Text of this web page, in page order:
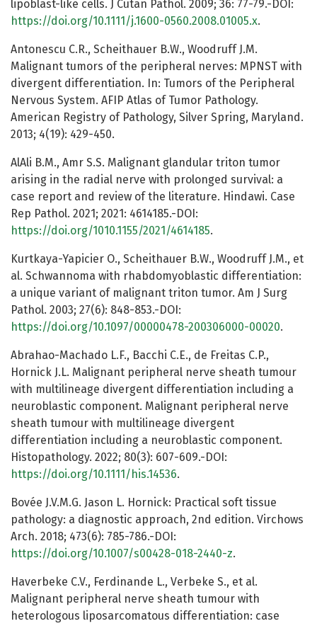
lipoblast-like cells. J Cutan Pathol. 2009; 36: 77-79.-DOI:
https://doi.org/10.1111/j.1600-0560.2008.01005.x.
Antonescu C.R., Scheithauer B.W., Woodruff J.M.
Malignant tumors of the peripheral nerves: MPNST with
divergent differentiation. In: Tumors of the Peripheral
Nervous System. AFIP Atlas of Tumor Pathology.
American Registry of Pathology, Silver Spring, Maryland.
2013; 4(19): 429-450.
AlAli B.M., Amr S.S. Malignant glandular triton tumor
arising in the radial nerve with prolonged survival: a
case report and review of the literature. Hindawi. Case
Rep Pathol. 2021; 2021: 4614185.-DOI:
https://doi.org/1010.1155/2021/4614185.
Kurtkaya-Yapicier O., Scheithauer B.W., Woodruff J.M., et
al. Schwannoma with rhabdomyoblastic differentiation:
a unique variant of malignant triton tumor. Am J Surg
Pathol. 2003; 27(6): 848-853.-DOI:
https://doi.org/10.1097/00000478-200306000-00020.
Abrahao-Machado L.F., Bacchi C.E., de Freitas C.P.,
Hornick J.L. Malignant peripheral nerve sheath tumour
with multilineage divergent differentiation including a
neuroblastic component. Malignant peripheral nerve
sheath tumour with multilineage divergent
differentiation including a neuroblastic component.
Histopathology. 2022; 80(3): 607-609.-DOI:
https://doi.org/10.1111/his.14536.
Bovée J.V.M.G. Jason L. Hornick: Practical soft tissue
pathology: a diagnostic approach, 2nd edition. Virchows
Arch. 2018; 473(6): 785-786.-DOI:
https://doi.org/10.1007/s00428-018-2440-z.
Haverbeke C.V., Ferdinande L., Verbeke S., et al.
Malignant peripheral nerve sheath tumour with
heterologous liposarcomatous differentiation: case